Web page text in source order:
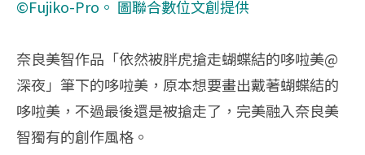
©Fujiko-Pro。 圖聯合數位文創提供
奈良美智作品「依然被胖虎搶走蝴蝶結的哆啦美@
深夜」筆下的哆啦美，原本想要畫出戴著蝴蝶結的
哆啦美，不過最後還是被搶走了，完美融入奈良美
智獨有的創作風格。